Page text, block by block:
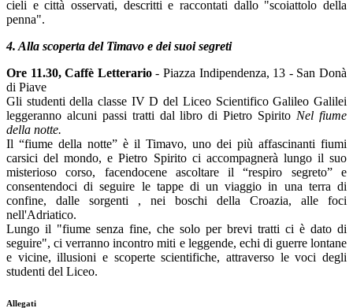
cieli e città osservati, descritti e raccontati dallo "scoiattolo della
penna".
4. Alla scoperta del Timavo e dei suoi segreti
Ore 11.30, Caffè Letterario- Piazza Indipendenza, 13 - San Donà
di Piave
Gli studenti della classe IV D del Liceo Scientifico Galileo Galilei
leggeranno alcuni passi tratti dal libro di Pietro Spirito Nel fiume
della notte.
Il “fiume della notte” è il Timavo, uno dei più affascinanti fiumi
carsici del mondo, e Pietro Spirito ci accompagnerà lungo il suo
misterioso corso, facendocene ascoltare il “respiro segreto” e
consentendoci di seguire le tappe di un viaggio in una terra di
confine, dalle sorgenti , nei boschi della Croazia, alle foci
nell'Adriatico.
Lungo il "fiume senza fine, che solo per brevi tratti ci è dato di
seguire", ci verranno incontro miti e leggende, echi di guerre lontane
e vicine, illusioni e scoperte scientifiche, attraverso le voci degli
studenti del Liceo.
Allegati